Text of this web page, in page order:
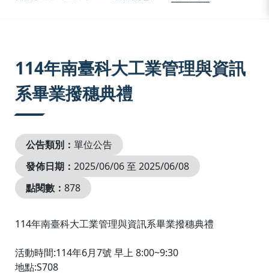
114年南臺科大工業管理與資訊
系畢業撥穗典禮
公告類別： 單位公告
發佈日期： 2025/06/06 至 2025/06/08
點閱數： 878
114年南臺科大工業管理與資訊系畢業撥穗典禮
活動時間:114年6月7號 早上 8:00~9:30
地點:S708